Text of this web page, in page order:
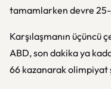
tamamlarken devre
Karşılaşmanın
ABD, son dakika ya
66 kazanarak olimpiyat